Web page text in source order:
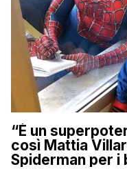
“È un
così Mattia
Spiderman per i